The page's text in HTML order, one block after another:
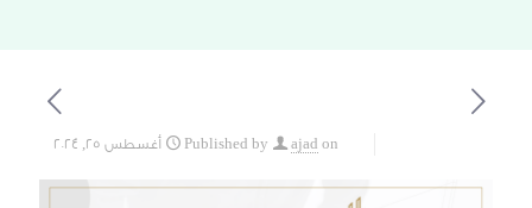
Published by ajad on أغسطس 25, 2024